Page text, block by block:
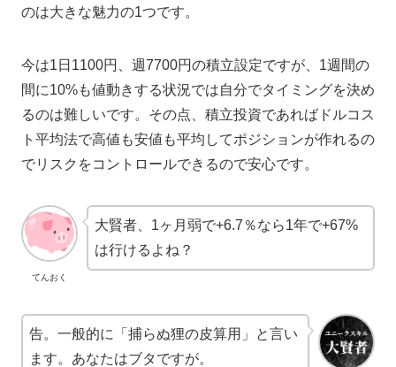
のは大きな魅力の1つです。
今は1日1100円、週7700円の積立設定ですが、1週間の
間に10%も値動きする状況では自分でタイミングを決め
るのは難しいです。その点、積立投資であればドルコス
ト平均法で高値も安値も平均してポジションが作れるの
でリスクをコントロールできるので安心です。
てんおく
大賢者、1ヶ月弱で+6.7％なら1年で+67%
は行けるよね？
告。一般的に「捕らぬ狸の皮算用」と言い
ます。あなたはブタですが。